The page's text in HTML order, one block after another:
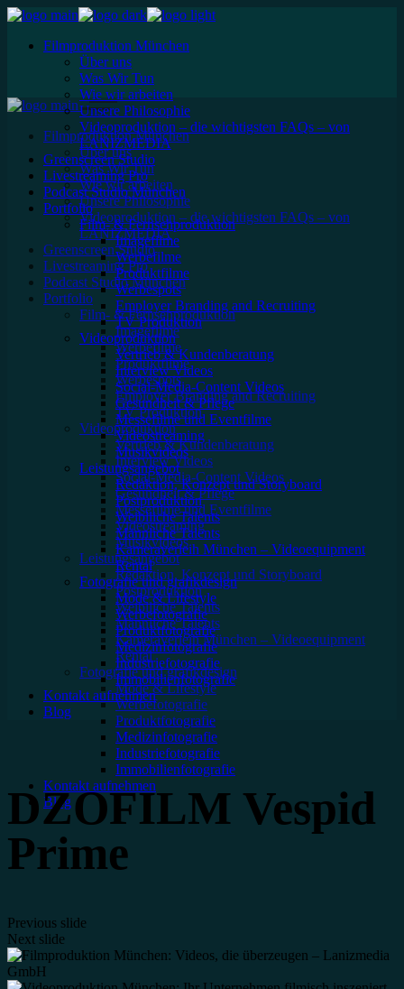
Filmproduktion München
Über uns
Was Wir Tun
Wie wir arbeiten
Unsere Philosophie
Videoproduktion – die wichtigsten FAQs – von
LANIZMEDIA
Greenscreen Studio
Livestreaming Pro
Podcast Studio München
Portfolio
Film- & Fernsehproduktion
Imagefilme
Werbefilme
Produktfilme
Werbespots
Employer Branding and Recruiting
TV Produktion
Videoproduktion
Vertrieb & Kundenberatung
Interview Videos
Social-Media-Content Videos
Gesundheit & Pflege
Mes­se­filme und Eventfilme
Video­strea­ming
Musikvideos
Leis­tungs­an­ge­bot
Redak­ti­on, Kon­zept und Storyboard
Post­pro­duk­ti­on
Weiblliche Talents
Männliche Talents
Kameraverleih München – Videoequipment
Rental
Fotografie und grafikdesign
Mode & Lifestyle
Werbefotografie
Produktfotografie
Medizinfotografie
Industriefotografie
Immobilienfotografie
Kontakt aufnehmen
Blog
Filmproduktion München
Über uns
Was Wir Tun
Wie wir arbeiten
Unsere Philosophie
Videoproduktion – die wichtigsten FAQs – von
LANIZMEDIA
Greenscreen Studio
Livestreaming Pro
Podcast Studio München
Portfolio
Film- & Fernsehproduktion
Imagefilme
Werbefilme
Produktfilme
Werbespots
Employer Branding and Recruiting
TV Produktion
Videoproduktion
Vertrieb & Kundenberatung
Interview Videos
Social-Media-Content Videos
Gesundheit & Pflege
Mes­se­filme und Eventfilme
Video­strea­ming
Musikvideos
Leis­tungs­an­ge­bot
Redak­ti­on, Kon­zept und Storyboard
Post­pro­duk­ti­on
Weiblliche Talents
Männliche Talents
Kameraverleih München – Videoequipment
Rental
Fotografie und grafikdesign
Mode & Lifestyle
Werbefotografie
Produktfotografie
Medizinfotografie
Industriefotografie
Immobilienfotografie
Kontakt aufnehmen
Blog
DZOFILM Vespid
Prime
Previous slide
Next slide